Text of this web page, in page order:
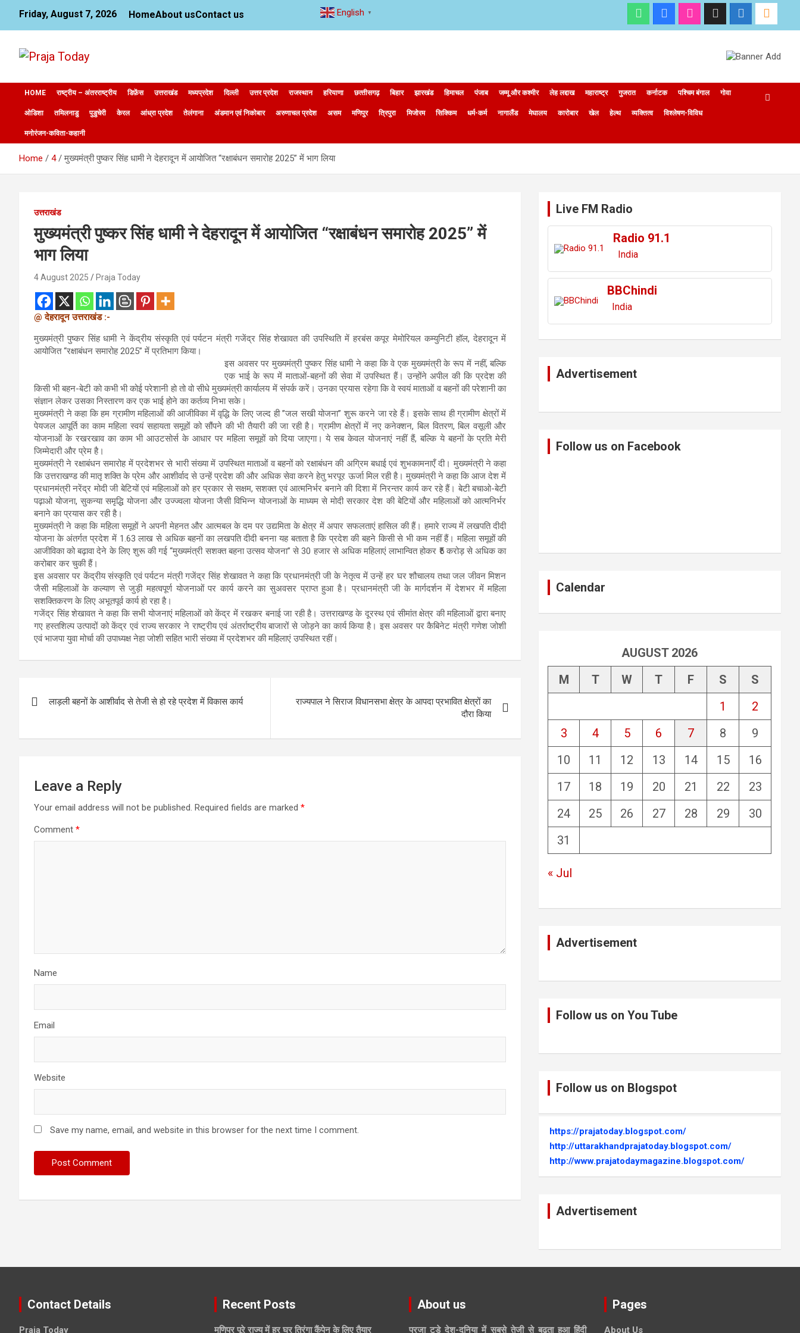
content
Friday, August 7, 2026 HomeAbout usContact us
Praja Today
HOME राष्ट्रीय – अंतरराष्ट्रीय डिफ़ेंस उत्तराखंड मध्यप्रदेश दिल्ली उत्तर प्रदेश राजस्थान हरियाणा छत्‍तीसगढ़ बिहार झारखंड हिमाचल पंजाब जम्मू और कश्मीर लेह लद्दाख महाराष्ट्र गुजरात कर्नाटक पश्चिम बंगाल गोवा
ओडिशा तमिलनाडु पुडुचेरी केरल आंध्रा प्रदेश तेलंगाना अंडमान एवं निकोबार अरुणाचल प्रदेश असम मणिपुर त्रिपुरा मिजोरम सिक्किम धर्म-कर्म नागालैंड मेघालय कारोबार खेल हेल्थ व्यक्तित्व विश्लेषण-विविध
मनोरंजन-कविता-कहानी
Home 4 मुख्यमंत्री पुष्कर सिंह धामी ने देहरादून में आयोजित “रक्षाबंधन समारोह 2025” में भाग लिया
उत्तराखंड
मुख्यमंत्री पुष्कर सिंह धामी ने देहरादून में आयोजित “रक्षाबंधन समारोह 2025” में
भाग लिया
4 August 2025 Praja Today
@ देहरादून उत्तराखंड :-
मुख्यमंत्री पुष्कर सिंह धामी ने केंद्रीय संस्कृति एवं पर्यटन मंत्री गजेंद्र सिंह शेखावत की उपस्थिति में हरबंस कपूर मेमोरियल कम्युनिटी हॉल, देहरादून में
आयोजित “रक्षाबंधन समारोह 2025” में प्रतिभाग किया।
इस अवसर पर मुख्यमंत्री पुष्कर सिंह धामी ने कहा कि वे एक मुख्यमंत्री के रूप में नहीं, बल्कि
एक भाई के रूप में माताओं-बहनों की सेवा में उपस्थित हैं। उन्होंने अपील की कि प्रदेश की
किसी भी बहन-बेटी को कभी भी कोई परेशानी हो तो वो सीधे मुख्यमंत्री कार्यालय में संपर्क करें। उनका प्रयास रहेगा कि वे स्वयं माताओं व बहनों की परेशानी का
संज्ञान लेकर उसका निस्तारण कर एक भाई होने का कर्तव्य निभा सके।
मुख्यमंत्री ने कहा कि हम ग्रामीण महिलाओं की आजीविका में वृद्धि के लिए जल्द ही ’’जल सखी योजना’’ शुरू करने जा रहे हैं। इसके साथ ही ग्रामीण क्षेत्रों में
पेयजल आपूर्ति का काम महिला स्वयं सहायता समूहों को सौंपने की भी तैयारी की जा रही है। ग्रामीण क्षेत्रों में नए कनेक्शन, बिल वितरण, बिल वसूली और
योजनाओं के रखरखाव का काम भी आउटसोर्स के आधार पर महिला समूहों को दिया जाएगा। ये सब केवल योजनाएं नहीं हैं, बल्कि ये बहनों के प्रति मेरी
जिम्मेदारी और प्रेम है।
मुख्यमंत्री ने रक्षाबंधन समारोह में प्रदेशभर से भारी संख्या में उपस्थित माताओं व बहनों को रक्षाबंधन की अग्रिम बधाई एवं शुभकामनाएँ दी। मुख्यमंत्री ने कहा
कि उत्तराखण्ड की मातृ शक्ति के प्रेम और आशीर्वाद से उन्हें प्रदेश की और अधिक सेवा करने हेतु भरपूर ऊर्जा मिल रही है। मुख्यमंत्री ने कहा कि आज देश में
प्रधानमंत्री नरेंद्र मोदी जी बेटियों एवं महिलाओं को हर प्रकार से सक्षम, सशक्त एवं आत्मनिर्भर बनाने की दिशा में निरन्तर कार्य कर रहे हैं। बेटी बचाओ-बेटी
पढ़ाओ योजना, सुकन्या समृद्धि योजना और उज्ज्वला योजना जैसी विभिन्न योजनाओं के माध्यम से मोदी सरकार देश की बेटियों और महिलाओं को आत्मनिर्भर
बनाने का प्रयास कर रही है।
मुख्यमंत्री ने कहा कि महिला समूहों ने अपनी मेहनत और आत्मबल के दम पर उद्यमिता के क्षेत्र में अपार सफलताएं हासिल की हैं। हमारे राज्य में लखपति दीदी
योजना के अंतर्गत प्रदेश में 1.63 लाख से अधिक बहनों का लखपति दीदी बनना यह बताता है कि प्रदेश की बहने किसी से भी कम नहीं हैं। महिला समूहों की
आजीविका को बढ़ावा देने के लिए शुरू की गई “मुख्यमंत्री सशक्त बहना उत्सव योजना” से 30 हजार से अधिक महिलाएं लाभान्वित होकर ₹5 करोड़ से अधिक का
करोबार कर चुकी हैं।
इस अवसार पर केंद्रीय संस्कृति एवं पर्यटन मंत्री गजेंद्र सिंह शेखावत ने कहा कि प्रधानमंत्री जी के नेतृत्व में उन्हें हर घर शौचालय तथा जल जीवन मिशन
जैसी महिलाओं के कल्याण से जुड़ी महत्वपूर्ण योजनाओं पर कार्य करने का सुअवसर प्राप्त हुआ है। प्रधानमंत्री जी के मार्गदर्शन में देशभर में महिला
सशक्तिकरण के लिए अभूतपूर्व कार्य हो रहा है।
गजेंद्र सिंह शेखावत ने कहा कि सभी योजनाएं महिलाओं को केंद्र में रखकर बनाई जा रही है। उत्तराखण्ड के दूरस्थ एवं सीमांत क्षेत्र की महिलाओं द्वारा बनाए
गए हस्तशिल्प उत्पादों को केंद्र एवं राज्य सरकार ने राष्ट्रीय एवं अंतर्राष्ट्रीय बाजारों से जोड़ने का कार्य किया है। इस अवसर पर कैबिनेट मंत्री गणेश जोशी
एवं भाजपा युवा मोर्चा की उपाध्यक्ष नेहा जोशी सहित भारी संख्या में प्रदेशभर की महिलाएं उपस्थित रहीं।
navigation
लाड़ली बहनों के आशीर्वाद से तेजी से हो रहे प्रदेश में विकास कार्य
राज्यपाल ने सिराज विधानसभा क्षेत्र के आपदा प्रभावित क्षेत्रों का
दौरा किया
Leave a Reply
Your email address will not be published. Required fields are marked *
Comment *
Name
Email
Website
Save my name, email, and website in this browser for the next time I comment.
Live FM Radio
Radio 91.1
India
BBChindi
India
Advertisement
Follow us on Facebook
Calendar
AUGUST 2026
M
T W T F S
S
1
2
3
4 5 6 7 8
9
10
11 12 13 14 15
16
17
18 19 20 21 22
23
24
25 26 27 28 29
30
31
« Jul
Advertisement
Follow us on You Tube
Follow us on Blogspot
https://prajatoday.blogspot.com/
http://uttarakhandprajatoday.blogspot.com/
http://www.prajatodaymagazine.blogspot.com/
Advertisement
Contact Details
Praja Today
Recent Posts
मणिपुर पूरे राज्य में हर घर तिरंगा कैंपेन के लिए तैयार
About us
प्रजा टुडे देश-दुनिया में सबसे तेजी से बढ़ता हुआ हिंदी
Pages
About Us
English ▼